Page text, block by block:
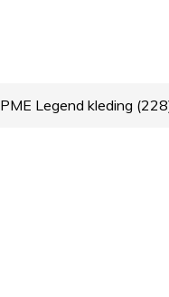
PME Legend kleding